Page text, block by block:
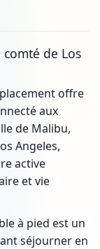
de Los
offre
aux
de Malibu,
Angeles,
active
et vie
à pied est un
séjourner en